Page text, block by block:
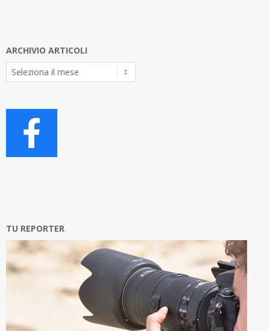
ARCHIVIO ARTICOLI
Archivio
Articoli
TU REPORTER